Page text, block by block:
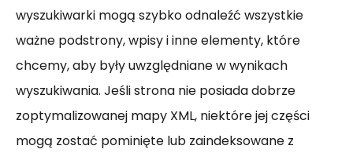
wyszukiwarki mogą szybko odnaleźć wszystkie
ważne podstrony, wpisy i inne elementy, które
chcemy, aby były uwzględniane w wynikach
wyszukiwania. Jeśli strona nie posiada dobrze
zoptymalizowanej mapy XML, niektóre jej części
mogą zostać pominięte lub zaindeksowane z